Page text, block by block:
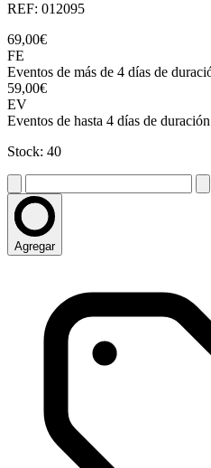
REF: 012095
69,00€
FE
Eventos de más de 4 días de
59,00€
EV
Eventos de hasta 4 días de duración
Stock: 40
Agregar